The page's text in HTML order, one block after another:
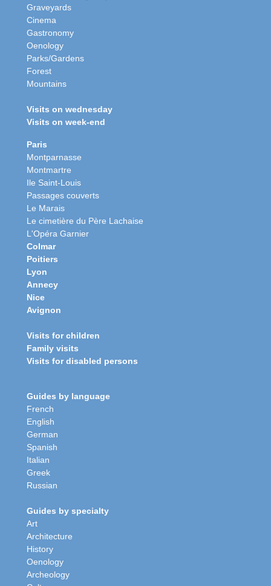
Graveyards
Cinema
Gastronomy
Oenology
Parks/Gardens
Forest
Mountains
Visits on wednesday
Visits on week-end
Paris
Montparnasse
Montmartre
Ile Saint-Louis
Passages couverts
Le Marais
Le cimetière du Père Lachaise
L'Opéra Garnier
Colmar
Poitiers
Lyon
Annecy
Nice
Avignon
Visits for children
Family visits
Visits for disabled persons
Guides by language
French
English
German
Spanish
Italian
Greek
Russian
Guides by specialty
Art
Architecture
History
Oenology
Archeology